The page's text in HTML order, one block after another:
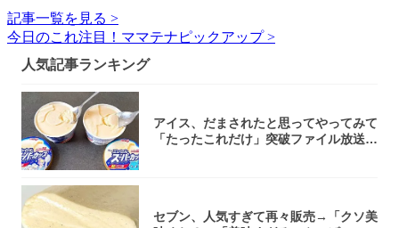
記事一覧を見る >
今日のこれ注目！ママテナピックアップ >
人気記事ランキング
アイス、だまされたと思ってやってみて
「たったこれだけ」突破ファイル放送で
セブン、人気すぎて再々販売→「クソ美